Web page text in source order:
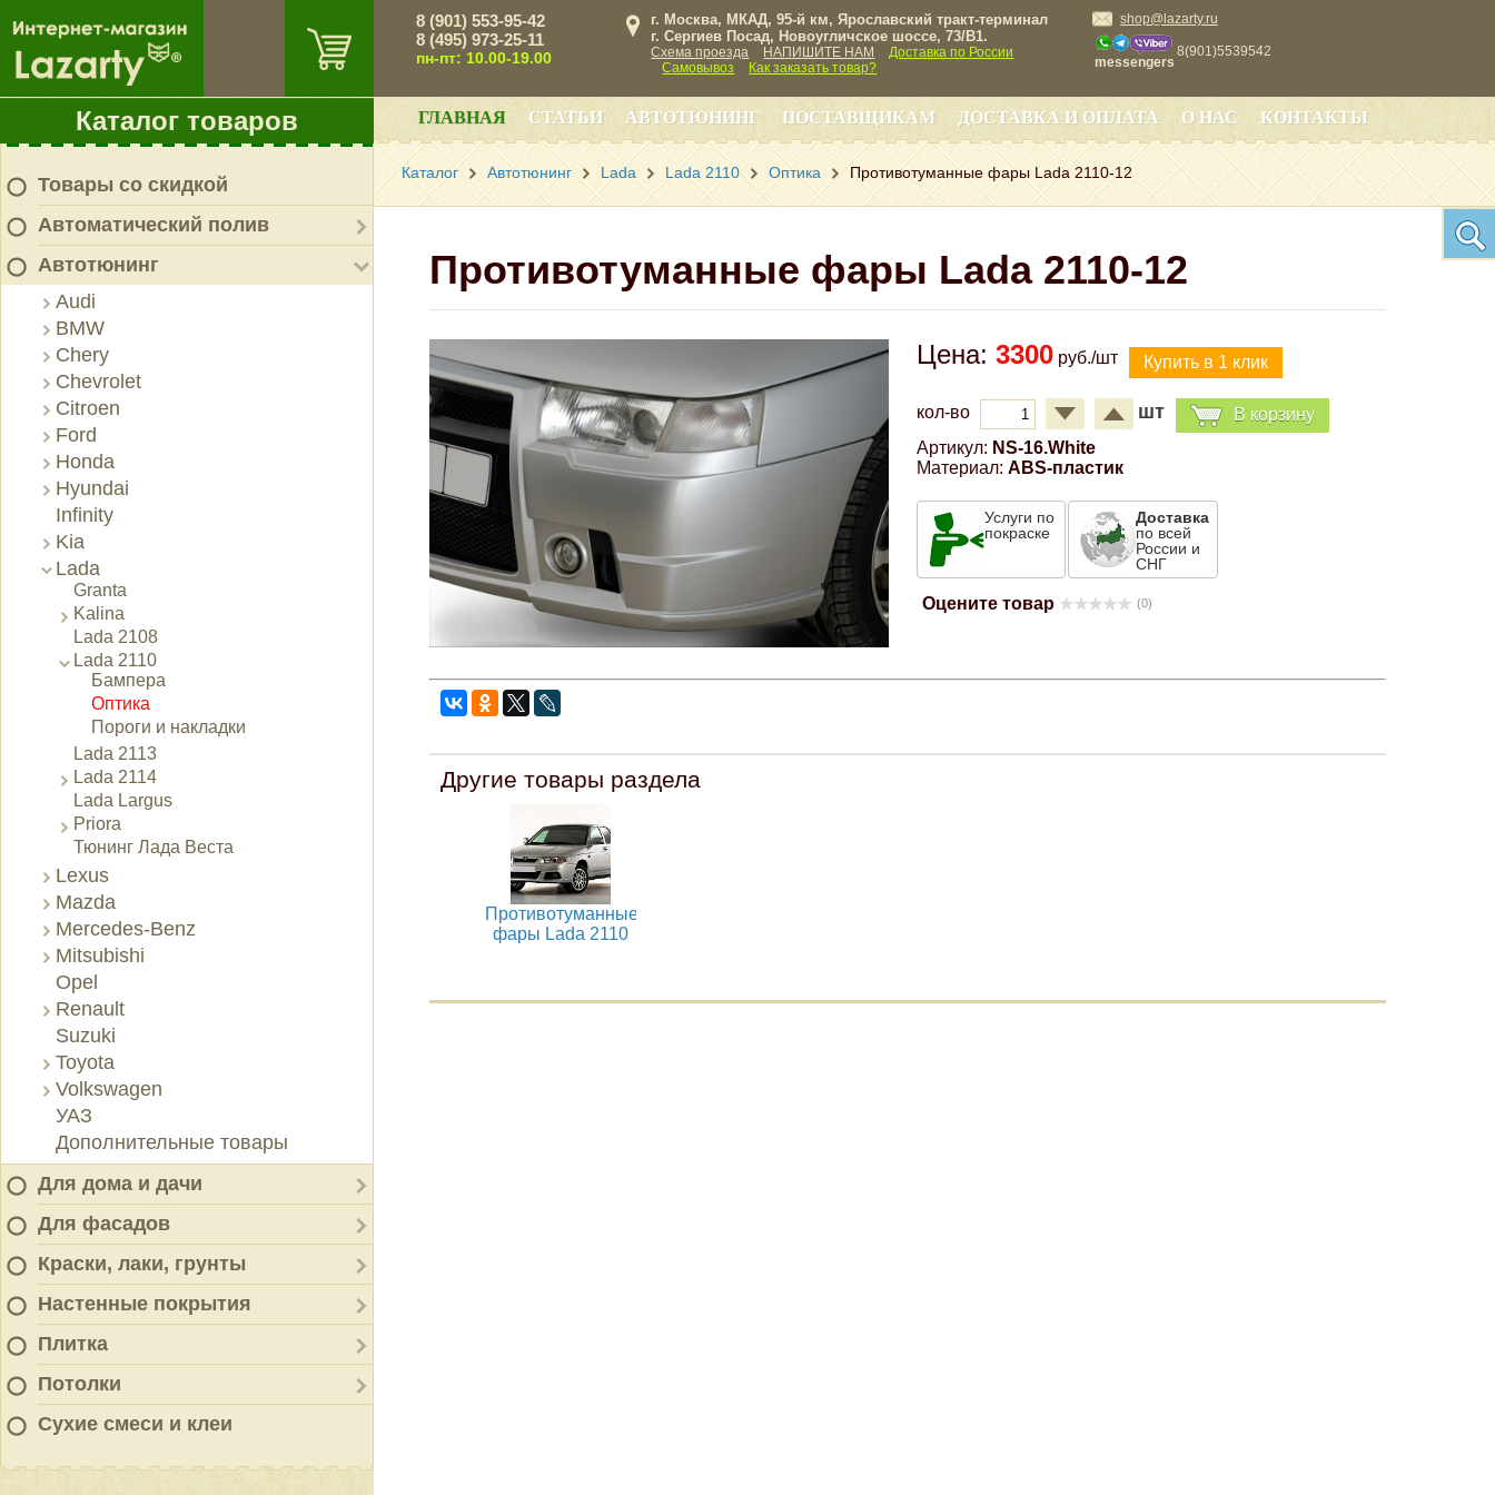
Каталог товаров
Товары со скидкой
Автоматический полив
Автотюнинг
Audi
BMW
Chery
Chevrolet
Citroen
Ford
Honda
Hyundai
Infinity
Kia
Lada
Granta
Kalina
Lada 2108
Lada 2110
Бампера
Оптика
Пороги и накладки
Lada 2113
Lada 2114
Lada Largus
Priora
Тюнинг Лада Веста
Lexus
Mazda
Mercedes-Benz
Mitsubishi
Opel
Renault
Suzuki
Toyota
Volkswagen
УАЗ
Дополнительные товары
Для дома и дачи
Для фасадов
Краски, лаки, грунты
Настенные покрытия
Плитка
Потолки
Сухие смеси и клеи
8 (901) 553-95-42
8 (495) 973-25-11
пн-пт: 10.00-19.00
г. Москва, МКАД, 95-й км, Ярославский тракт-терминал
г. Сергиев Посад, Новоугличское шоссе, 73/B1.
Схема проезда НАПИШИТЕ НАМ
Доставка по России
Самовывоз
Как заказать товар?
shop@lazarty.ru
messengers
8(901)5539542
ГЛАВНАЯ СТАТЬИ АВТОТЮНИНГ ПОСТАВЩИКАМ ДОСТАВКА И ОПЛАТА О НАС КОНТАКТЫ
Каталог Автотюнинг Lada Lada 2110 Оптика Противотуманные фары Lada 2110-12
Противотуманные фары Lada 2110-12
Цена:3300 руб./шт
кол-во шт
В корзину
Артикул: NS-16.White
Материал: ABS-пластик
Услуги по
покраске
Доставка
по всей
России и
СНГ
Оцените товар (0)
Другие товары раздела
Противотуманные
фары Lada 2110